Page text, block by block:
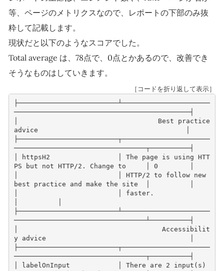
等、ページのメトリクスなので、レポートの下部のみ抜
粋して記載します。
現状だと以下のようなスコアでした。
Total average は、78点で、0点とかあるので、改善でき
そうなものはしていきます。
［コードを折り返して表示］
├─────────────────────────┴──────────────────────
────────────────────────────────────────────┤
│                                   Best practice
advice                                     │
├─────────────────────────┬──────────────────────
─────────────────────────────────┬──────────┤
│ httpsH2                 │ The page is using HTT
PS but not HTTP/2. Change to     │ 0        │
│                         │ HTTP/2 to follow new
best practice and make the site  │          │
│                         │ faster.
├─────────────────────────┴──────────────────────
─────────────────────────────────┴──────────┤
│                                    Accessibilit
y advice                                    │
├─────────────────────────┬──────────────────────
─────────────────────────────────┬──────────┤
│ labelOnInput            │ There are 2 input(s)